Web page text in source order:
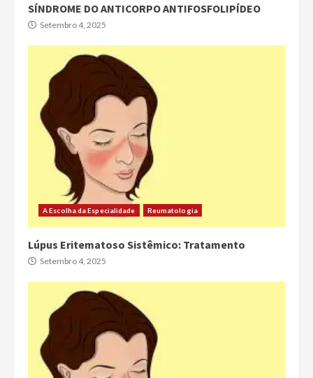
SÍNDROME DO ANTICORPO ANTIFOSFOLIPÍDEO
Setembro 4, 2025
A Escolha da Especialidade Reumatologia
Lúpus Eritematoso Sistêmico: Tratamento
Setembro 4, 2025